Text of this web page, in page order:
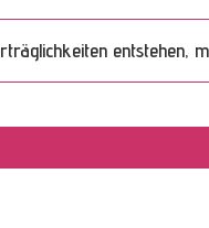
entstehen,